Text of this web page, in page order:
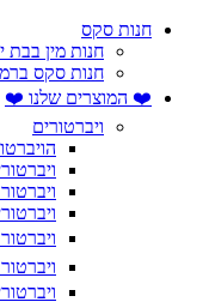
חנות סקס
חנות מין בבת
חנות סקס
❤️ המוצרים שלנו ❤️
ויברטורים